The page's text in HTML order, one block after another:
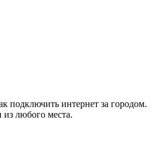
подключить интернет за городом.
любого места.